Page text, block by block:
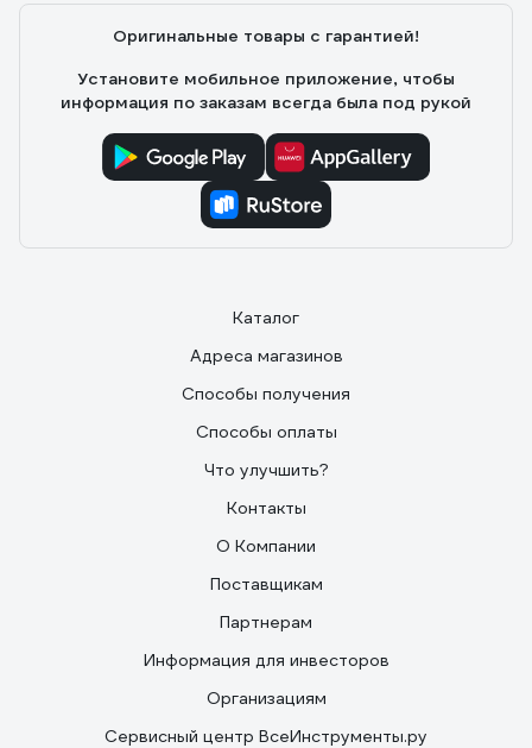
Оригинальные товары с гарантией!
Установите мобильное приложение, чтобы
информация по заказам всегда была под рукой
Каталог
Адреса магазинов
Способы получения
Способы оплаты
Что улучшить?
Контакты
О Компании
Поставщикам
Партнерам
Информация для инвесторов
Организациям
Сервисный центр ВсеИнструменты.ру